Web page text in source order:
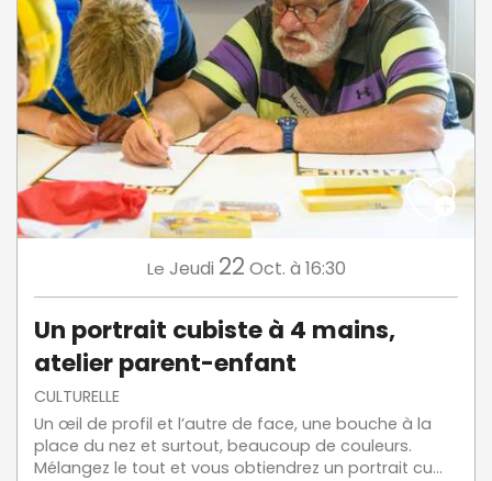
Le Jeudi 22 Oct. à 16:30
Un portrait cubiste à 4 mains,
atelier parent-enfant
CULTURELLE
Un œil de profil et l’autre de face, une bouche à la
place du nez et surtout, beaucoup de couleurs.
Mélangez le tout et vous obtiendrez un portrait cu...